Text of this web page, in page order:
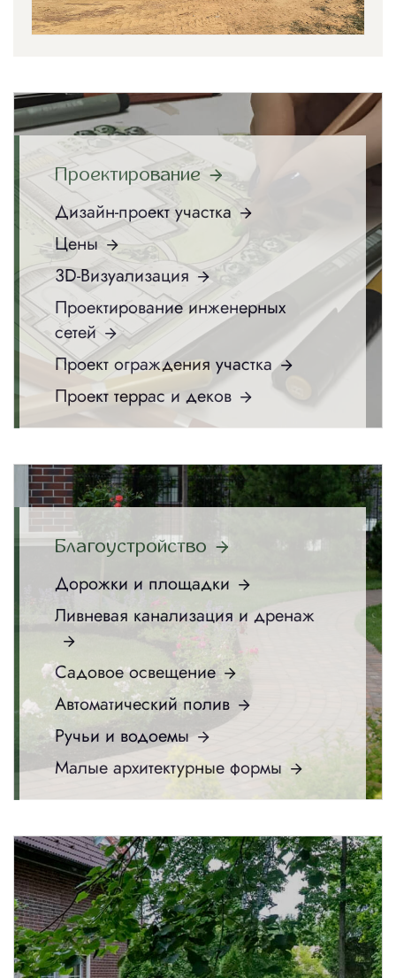
Проектирование
Дизайн-проект участка
Цены
3D-Визуализация
Проектирование инженерных
сетей
Проект ограждения участка
Проект террас и деков
Благоустройство
Дорожки и площадки
Ливневая канализация и дренаж
Садовое освещение
Автоматический полив
Ручьи и водоемы
Малые архитектурные формы